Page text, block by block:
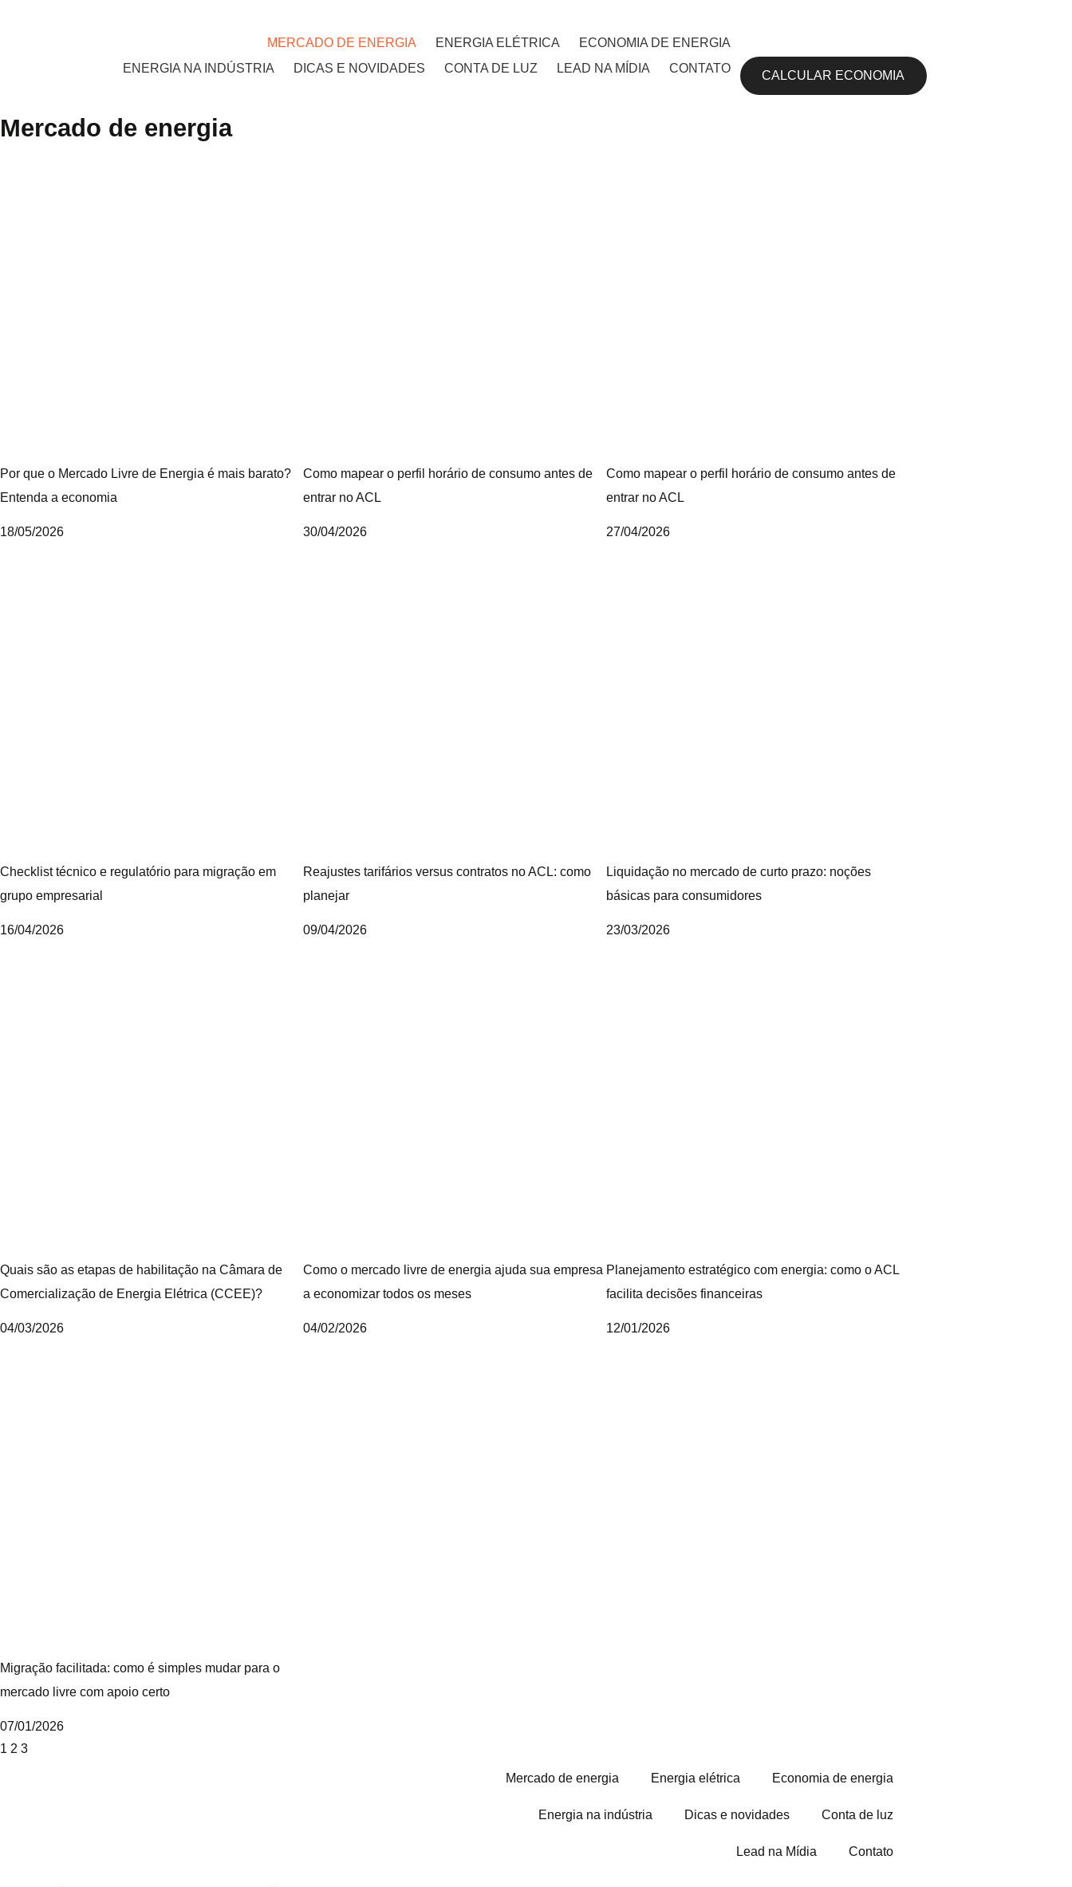
MERCADO DE ENERGIA ENERGIA ELÉTRICA
ECONOMIA DE ENERGIA
ENERGIA NA INDÚSTRIA
DICAS E NOVIDADES CONTA DE LUZ LEAD NA MÍDIA CONTATO
CALCULAR ECONOMIA
Mercado de energia
Por que o Mercado Livre de Energia é mais barato?
Entenda a economia
18/05/2026
Como mapear o perfil horário de consumo antes de
entrar no ACL
30/04/2026
Como mapear o perfil horário de consumo antes de
entrar no ACL
27/04/2026
Checklist técnico e regulatório para migração em
grupo empresarial
16/04/2026
Reajustes tarifários versus contratos no ACL: como
planejar
09/04/2026
Liquidação no mercado de curto prazo: noções
básicas para consumidores
23/03/2026
Quais são as etapas de habilitação na Câmara de
Comercialização de Energia Elétrica (CCEE)?
04/03/2026
Como o mercado livre de energia ajuda sua empresa
a economizar todos os meses
04/02/2026
Planejamento estratégico com energia: como o ACL
facilita decisões financeiras
12/01/2026
Migração facilitada: como é simples mudar para o
mercado livre com apoio certo
07/01/2026
1 2 3
Mercado de energia Energia elétrica Economia de energia
Energia na indústria Dicas e novidades Conta de luz
Lead na Mídia Contato